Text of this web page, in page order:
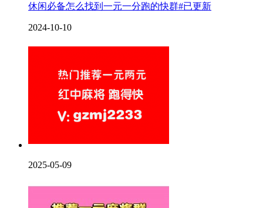
休闲必备怎么找到一元一分跑的快群#已更新
2024-10-10
2025-05-09